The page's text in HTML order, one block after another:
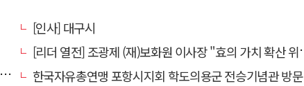
[인사] 대구시
[리더 열전] 조광제 (재)보화원 이사장 "효의 가치 확산 위해 젊은층 참여 이끌어낼 것"
한국자유총연맹 포항시지회 학도의용군 전승기념관 방문